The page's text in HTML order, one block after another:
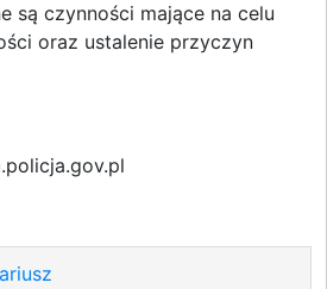
są czynności mające na celu
oraz ustalenie przyczyn